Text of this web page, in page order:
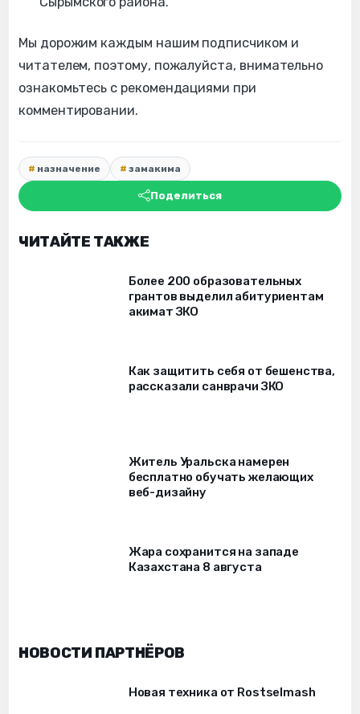
Мы дорожим каждым нашим подписчиком и
читателем, поэтому, пожалуйста, внимательно
ознакомьтесь с рекомендациями при
комментировании.
назначение замакима
Поделиться
ЧИТАЙТЕ ТАКЖЕ
Более 200 образовательных
грантов выделил абитуриентам
акимат ЗКО
Как защитить себя от бешенства,
рассказали санврачи ЗКО
Житель Уральска намерен
бесплатно обучать желающих
веб-дизайну
Жара сохранится на западе
Казахстана 8 августа
НОВОСТИ ПАРТНЁРОВ
Новая техника от Rostselmash